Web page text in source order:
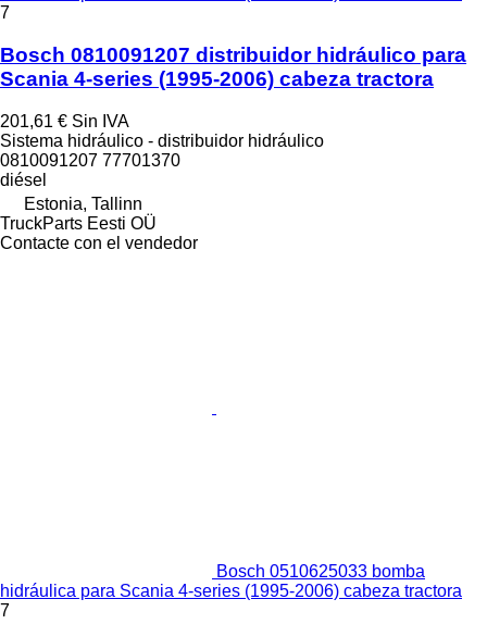
7
Bosch 0810091207 distribuidor hidráulico para
Scania 4-series (1995-2006) cabeza tractora
201,61 € Sin IVA
Sistema hidráulico - distribuidor hidráulico
0810091207 77701370
diésel
Estonia, Tallinn
TruckParts Eesti OÜ
Contacte con el vendedor
Bosch 0510625033 bomba
hidráulica para Scania 4-series (1995-2006) cabeza tractora
7